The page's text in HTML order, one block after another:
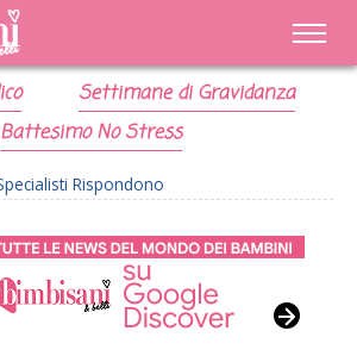
Settimane di Gravidanza
Battesimo No Stress
Rispondono